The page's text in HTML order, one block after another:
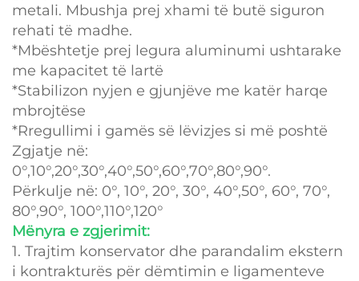
metali. Mbushja prej xhami të butë siguron
rehati të madhe.
*Mbështetje prej legura aluminumi ushtarake
me kapacitet të lartë
*Stabilizon nyjen e gjunjëve me katër harqe
mbrojtëse
*Rregullimi i gamës së lëvizjes si më poshtë
Zgjatje në:
0°,10°,20°,30°,40°,50°,60°,70°,80°,90°.
Përkulje në: 0°, 10°, 20°, 30°, 40°,50°, 60°, 70°,
80°,90°, 100°,110°,120°
Mënyra e zgjerimit:
1. Trajtim konservator dhe parandalim ekstern
i kontrakturës për dëmtimin e ligamenteve